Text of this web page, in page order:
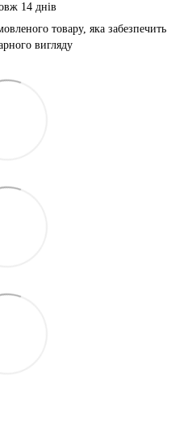
14 днів
товару, яка забезпечить
вигляду